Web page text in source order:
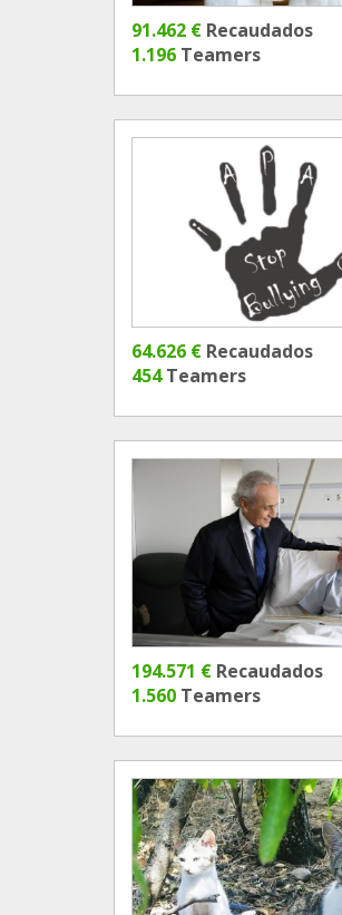
91.462 € Recaudados
1.196 Teamers
64.626 € Recaudados
454Teamers
194.571 € Recaudados
1.560 Teamers